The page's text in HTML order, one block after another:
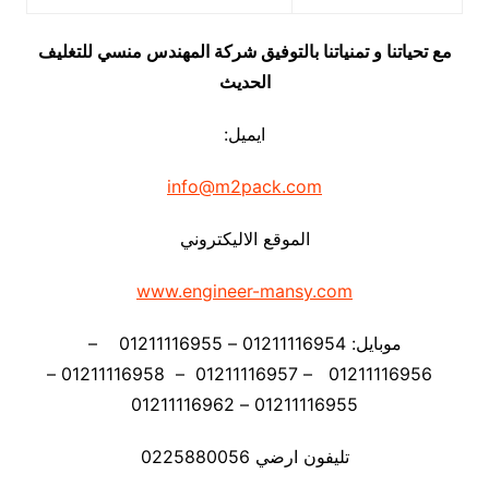
مع تحياتنا و تمنياتنا بالتوفيق شركة المهندس منسي للتغليف
الحديث
ايميل:
info@m2pack.com
الموقع الاليكتروني
www.engineer-mansy.com
موبايل: 01211116954 – 01211116955 –
01211116956 – 01211116957 – 01211116958 –
01211116955 – 01211116962
تليفون ارضي 0225880056